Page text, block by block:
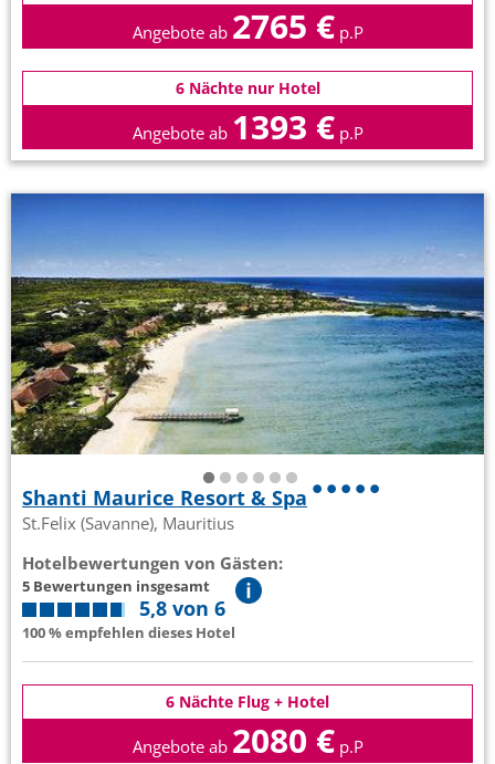
Angebote ab 2765 € p.P
6 Nächte nur Hotel
Angebote ab 1393 € p.P
Shanti Maurice Resort & Spa
St.Felix (Savanne), Mauritius
Hotelbewertungen von Gästen:
5 Bewertungen insgesamt
5,8 von 6
100 % empfehlen dieses Hotel
6 Nächte Flug + Hotel
Angebote ab 2080 € p.P